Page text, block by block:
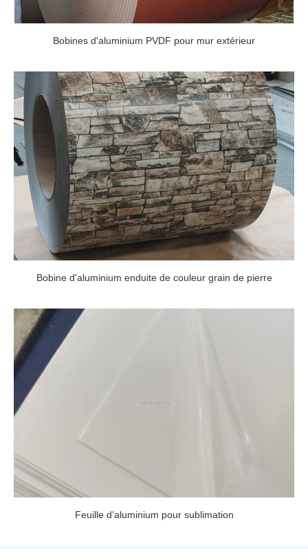
Bobines d'aluminium PVDF pour mur extérieur
Bobine d'aluminium enduite de couleur grain de pierre
Feuille d'aluminium pour sublimation